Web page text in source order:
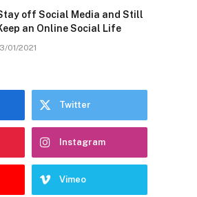
off Social Media and Still
an Online Social Life
01/2021
Twitter
Instagram
Vimeo